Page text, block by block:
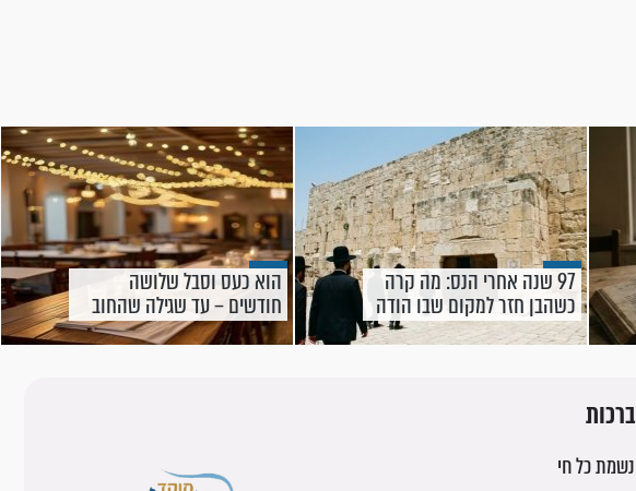
97 שנה אחרי הנס: מה קרה
כשהבן חזר למקום שבו הודה
אביו על הצלתו?
הוא כעס וסבל שלושה
חודשים – עד שגילה שהחוב
שולם מזמן
ברכות
נשמת כל חי